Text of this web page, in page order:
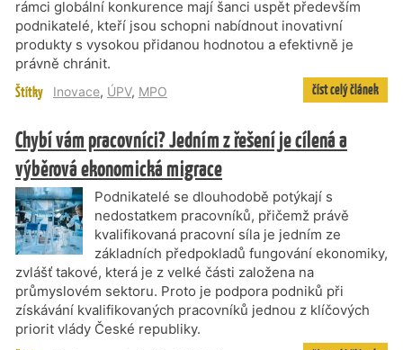
rámci globální konkurence mají šanci uspět především
podnikatelé, kteří jsou schopni nabídnout inovativní
produkty s vysokou přidanou hodnotou a efektivně je
právně chránit.
Štítky Inovace, ÚPV, MPO číst celý článek
Chybí vám pracovníci? Jedním z řešení je cílená a
výběrová ekonomická migrace
Podnikatelé se dlouhodobě potýkají s
nedostatkem pracovníků, přičemž právě
kvalifikovaná pracovní síla je jedním ze
základních předpokladů fungování ekonomiky,
zvlášť takové, která je z velké části založena na
průmyslovém sektoru. Proto je podpora podniků při
získávání kvalifikovaných pracovníků jednou z klíčových
priorit vlády České republiky.